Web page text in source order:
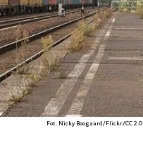
Fot. Nicky Boogaard/Flickr/CC 2.0